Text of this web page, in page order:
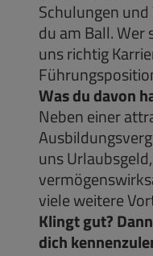
Schulungen
du am Ball. Wer
uns richtig
Was du davon
Neben einer
uns
viele weitere
Klingt gut?
dich